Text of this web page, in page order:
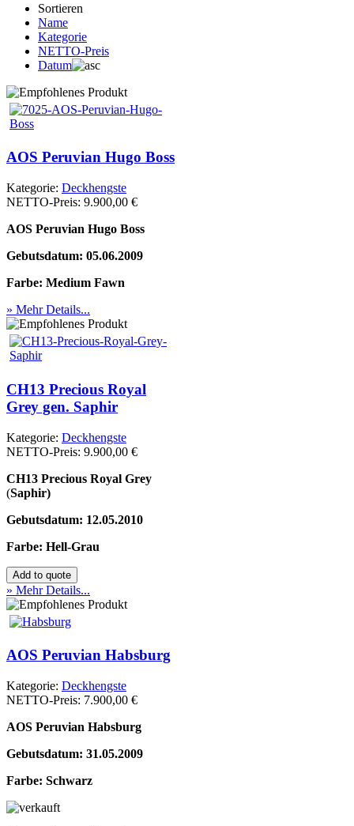
Sortieren
Name
Kategorie
NETTO-Preis
Datum
AOS Peruvian Hugo Boss
Kategorie: Deckhengste
NETTO-Preis: 9.900,00 €
AOS Peruvian Hugo Boss
Gebutsdatum: 05.06.2009
Farbe: Medium Fawn
» Mehr Details...
CH13 Precious Royal
Grey gen. Saphir
Kategorie: Deckhengste
NETTO-Preis: 9.900,00 €
CH13 Precious Royal Grey
(Saphir)
Gebutsdatum: 12.05.2010
Farbe: Hell-Grau
» Mehr Details...
AOS Peruvian Habsburg
Kategorie: Deckhengste
NETTO-Preis: 7.900,00 €
AOS Peruvian Habsburg
Gebutsdatum: 31.05.2009
Farbe: Schwarz